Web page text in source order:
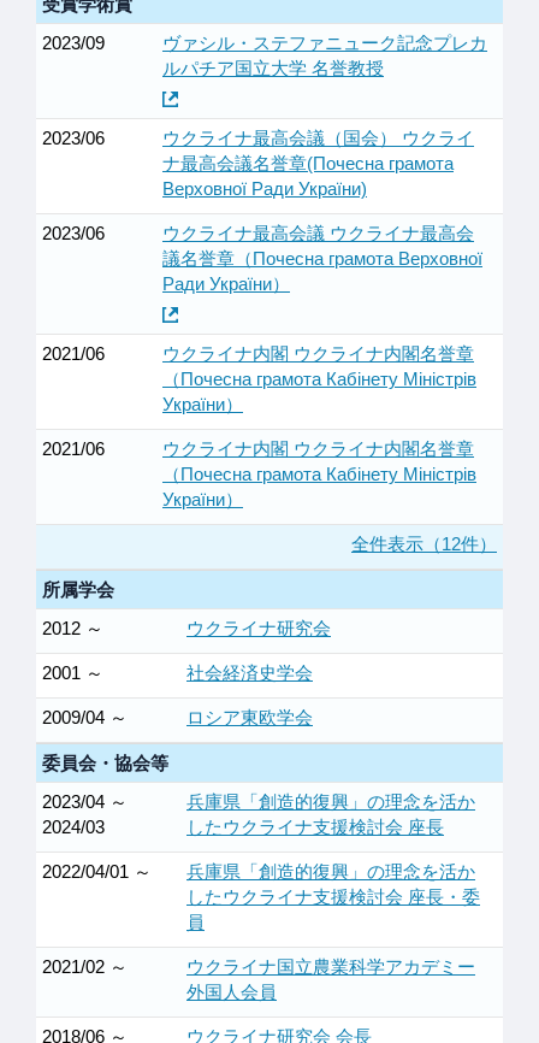
2023/09
ヴァシル・ステファニューク記念プレカ
ルパチア国立大学 名誉教授
2023/06
ウクライナ最高会議（国会） ウクライ
ナ最高会議名誉章(Почесна грамота
Верховної Ради України)
2023/06
ウクライナ最高会議 ウクライナ最高会
議名誉章（Почесна грамота Верховної
Ради України）
2021/06
ウクライナ内閣 ウクライナ内閣名誉章
（Почесна грамота Кабінету Міністрів
України）
2021/06
ウクライナ内閣 ウクライナ内閣名誉章
（Почесна грамота Кабінету Міністрів
України）
全件表示（12件）
所属学会
2012 ～
ウクライナ研究会
2001 ～ 社会経済史学会
2009/04 ～ ロシア東欧学会
委員会・協会等
2023/04 ～
2024/03
兵庫県「創造的復興」の理念を活か
したウクライナ支援検討会 座長
2022/04/01 ～
兵庫県「創造的復興」の理念を活か
したウクライナ支援検討会 座長・委
員
2021/02 ～
ウクライナ国立農業科学アカデミー
外国人会員
2018/06 ～ ウクライナ研究会 会長